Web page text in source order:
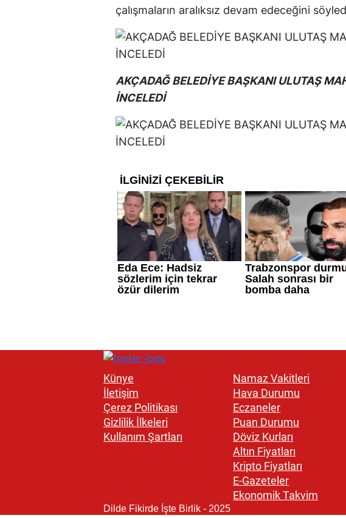
çalışmaların aralıksız devam edeceğini
AKÇADAĞ BELEDİYE BAŞKANI ULUTAŞ
İNCELEDİ
Künye
İletişim
Çerez Politikası
Gizlilik İlkeleri
Kullanım Şartları
Namaz Vakitleri
Hava Durumu
Eczaneler
Puan Durumu
Döviz Kurları
Altın Fiyatları
Kripto Fiyatları
E-Gazeteler
Ekonomik Takvim
Dilde Fikirde İşte Birlik - 2025